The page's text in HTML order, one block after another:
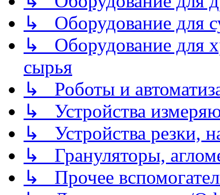
↳ Оборудование для
↳ Оборудование для
сырья
↳ Роботы и
↳ Устройства
↳ Устройства резки,
↳ Грануляторы,
↳ Прочее